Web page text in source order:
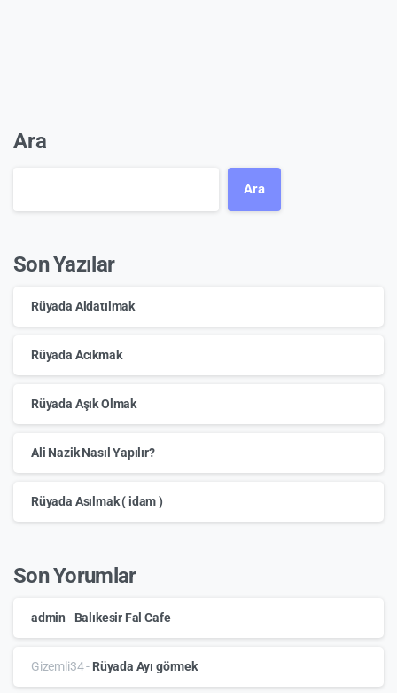
Ara
Ara
Son Yazılar
Rüyada Aldatılmak
Rüyada Acıkmak
Rüyada Aşık Olmak
Ali Nazik Nasıl Yapılır?
Rüyada Asılmak ( idam )
Son Yorumlar
admin - Balıkesir Fal Cafe
Gizemli34- Rüyada Ayı görmek